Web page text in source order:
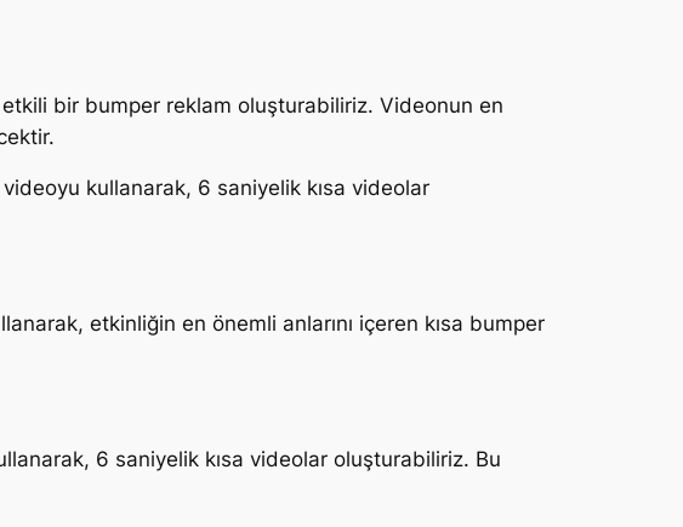
etkili bir bumper reklam oluşturabiliriz. Videonun en
videoyu kullanarak, 6 saniyelik kısa videolar
etkinliğin en önemli anlarını içeren kısa bumper
6 saniyelik kısa videolar oluşturabiliriz. Bu